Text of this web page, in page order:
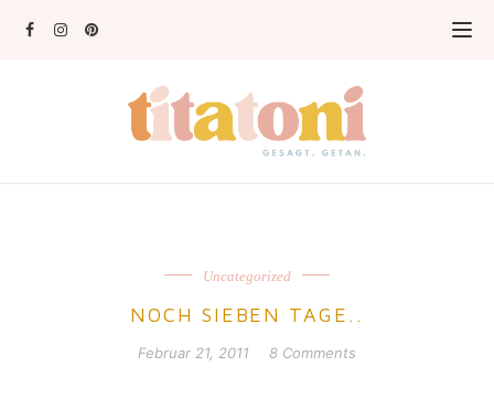
Uncategorized
NOCH SIEBEN TAGE..
Februar 21, 2011 8 Comments